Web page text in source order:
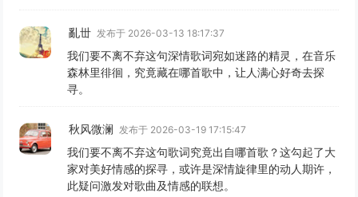
亂丗 发布于 2026-03-13 18:17:37
我们要不离不弃这句深情歌词宛如迷路的精灵，在音乐
森林里徘徊，究竟藏在哪首歌中，让人满心好奇去探
寻。
秋风微澜 发布于 2026-03-19 17:15:47
我们要不离不弃这句歌词究竟出自哪首歌？这勾起了大
家对美好情感的探寻，或许是深情旋律里的动人期许，
此疑问激发对歌曲及情感的联想。